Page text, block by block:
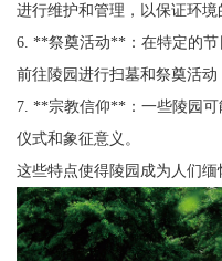
进行维护和管理，以保证环境
6. **祭奠活动**：在特定的
前往陵园进行扫墓和祭奠活动
7. **宗教信仰**：一些陵园
仪式和象征意义。
这些特点使得陵园成为人们缅